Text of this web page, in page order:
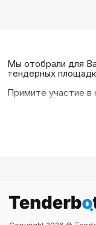
Мы отобрали для
тендерных
Примите участие в